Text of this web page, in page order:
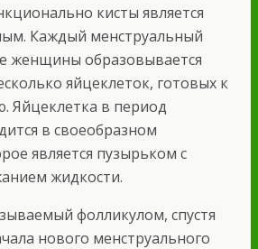
кисты является
Каждый менструальный
женщины образовывается
яйцеклеток, готовых к
Яйцеклетка в период
в своеобразном
является пузырьком с
жидкости.
фолликулом, спустя
нового менструального